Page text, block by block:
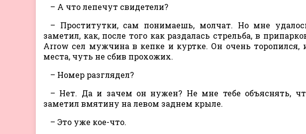
– А что лепечут свидетели?
– Проститутки, сам понимаешь, молчат. Но мне
заметил, как, после того как раздалась стрельба, в
Arrow сел мужчина в кепке и куртке. Он очень торопился,
места, чуть не сбив прохожих.
– Номер разглядел?
– Нет. Да и зачем он нужен? Не мне тебе объяснять,
заметил вмятину на левом заднем крыле.
– Это уже кое-что.